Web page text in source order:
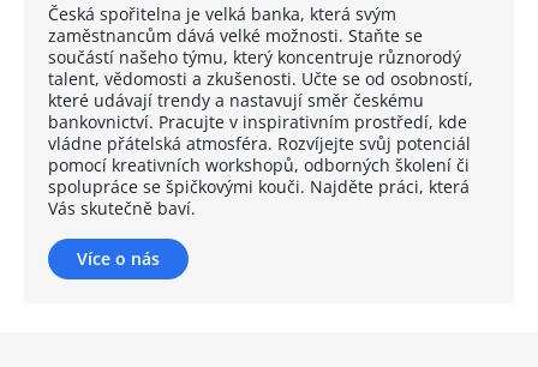
Česká spořitelna je velká banka, která svým
zaměstnancům dává velké možnosti. Staňte se
součástí našeho týmu, který koncentruje různorodý
talent, vědomosti a zkušenosti. Učte se od osobností,
které udávají trendy a nastavují směr českému
bankovnictví. Pracujte v inspirativním prostředí, kde
vládne přátelská atmosféra. Rozvíjejte svůj potenciál
pomocí kreativních workshopů, odborných školení či
spolupráce se špičkovými kouči. Najděte práci, která
Vás skutečně baví.
Více o nás